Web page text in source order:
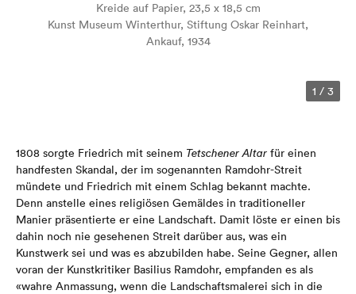
Kreide auf Papier, 23,5 x 18,5 cm
Kunst Museum Winterthur, Stiftung Oskar Reinhart,
Ankauf, 1934
1 / 3
1808 sorgte Friedrich mit seinem Tetschener Altar für einen
handfesten Skandal, der im sogenannten Ramdohr-Streit
mündete und Friedrich mit einem Schlag bekannt machte.
Denn anstelle eines religiösen Gemäldes in traditioneller
Manier präsentierte er eine Landschaft. Damit löste er einen bis
dahin noch nie gesehenen Streit darüber aus, was ein
Kunstwerk sei und was es abzubilden habe. Seine Gegner, allen
voran der Kunstkritiker Basilius Ramdohr, empfanden es als
«wahre Anmassung, wenn die Landschaftsmalerei sich in die